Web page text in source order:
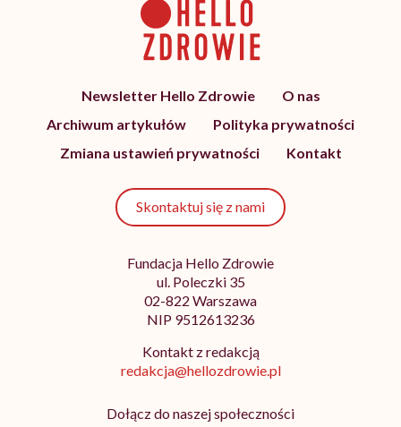
Newsletter Hello Zdrowie
O nas
Archiwum artykułów
Polityka prywatności
Zmiana ustawień prywatności
Kontakt
Skontaktuj się z nami
Fundacja Hello Zdrowie
ul. Poleczki 35
02-822 Warszawa
NIP 9512613236
Kontakt z redakcją
redakcja@hellozdrowie.pl
Dołącz do naszej społeczności